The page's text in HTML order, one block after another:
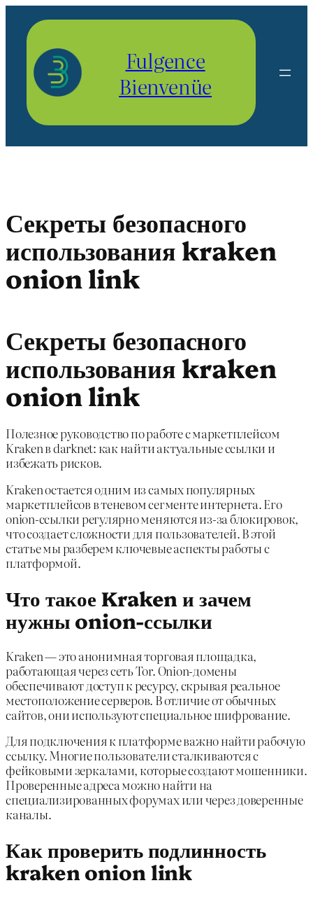
contenu
Fulgence
Bienvenüe
Секреты безопасного
использования kraken
onion link
Секреты безопасного
использования kraken
onion link
Полезное руководство по работе с маркетплейсом
Kraken в darknet: как найти актуальные ссылки и
избежать рисков.
Kraken остается одним из самых популярных
маркетплейсов в теневом сегменте интернета. Его
onion-ссылки регулярно меняются из-за блокировок,
что создает сложности для пользователей. В этой
статье мы разберем ключевые аспекты работы с
платформой.
Что такое Kraken и зачем
нужны onion-ссылки
Kraken — это анонимная торговая площадка,
работающая через сеть Tor. Onion-домены
обеспечивают доступ к ресурсу, скрывая реальное
местоположение серверов. В отличие от обычных
сайтов, они используют специальное шифрование.
Для подключения к платформе важно найти рабочую
ссылку. Многие пользователи сталкиваются с
фейковыми зеркалами, которые создают мошенники.
Проверенные адреса можно найти на
специализированных форумах или через доверенные
каналы.
Как проверить подлинность
kraken onion link